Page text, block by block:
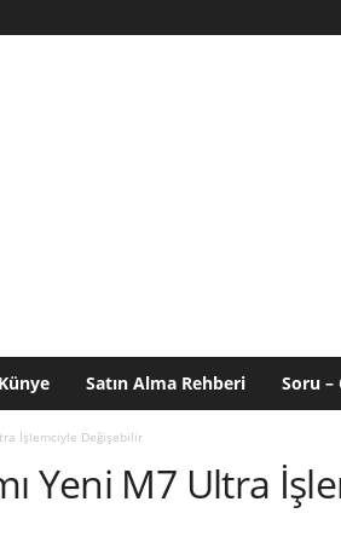
Künye Satın Alma Rehberi Soru –
İşlemciyle Değişebilir
Yeni M7 Ultra